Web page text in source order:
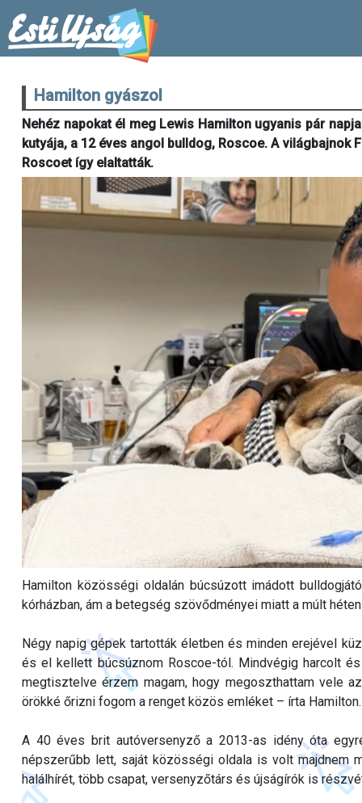
Hamilton gyászol
Nehéz napokat él meg Lewis Hamilton ugyanis pár
kutyája, a 12 éves angol bulldog, Roscoe. A
Roscoet így elaltatták.
Hamilton közösségi oldalán búcsúzott imádott
kórházban, ám a betegség szövődményei miatt a múlt
Négy napig gépek tartották életben és minden erejével
és el kellett búcsúznom Roscoe-tól. Mindvégig harcolt
megtisztelve érzem magam, hogy megoszthattam vele
örökké őrizni fogom a renget közös emléket – írta Hamilton.
A 40 éves brit autóversenyző a 2013-as idény óta
népszerűbb lett, saját közösségi oldala is volt majdnem
halálhírét, több csapat, versenyzőtárs és újságírók is